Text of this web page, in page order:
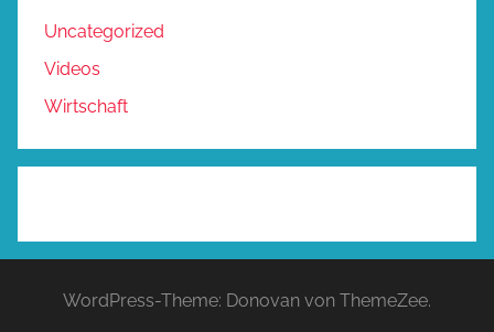
Uncategorized
Videos
Wirtschaft
WordPress-Theme: Donovan von ThemeZee.